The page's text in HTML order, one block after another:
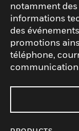
notamment
informations
des
promotions
téléphone,